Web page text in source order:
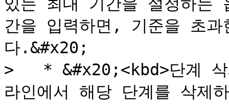
간을 입력하면, 기준을 초
다.&#x20;
>   * &#x20;<kbd>단계 삭
라인에서 해당 단계를 삭제